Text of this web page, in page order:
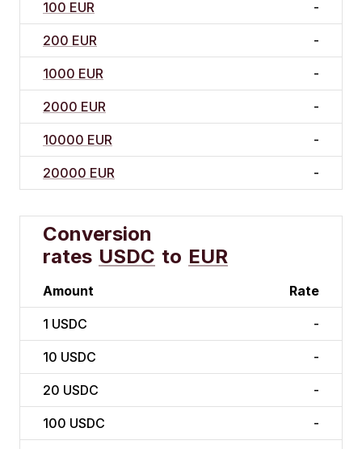
100 EUR -
200 EUR -
1000 EUR -
2000 EUR -
10000 EUR -
20000 EUR -
Conversion
rates USDC to EUR
Amount Rate
1 USDC -
10 USDC -
20 USDC -
100 USDC -